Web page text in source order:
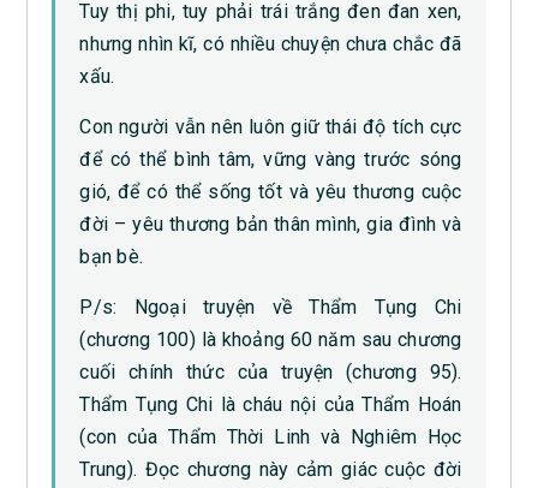
Tuy thị phi, tuy phải trái trắng đen đan xen,
nhưng nhìn kĩ, có nhiều chuyện chưa chắc đã
xấu.
Con người vẫn nên luôn giữ thái độ tích cực
để có thể bình tâm, vững vàng trước sóng
gió, để có thể sống tốt và yêu thương cuộc
đời – yêu thương bản thân mình, gia đình và
bạn bè.
P/s: Ngoại truyện về Thẩm Tụng Chi
(chương 100) là khoảng 60 năm sau chương
cuối chính thức của truyện (chương 95).
Thẩm Tụng Chi là cháu nội của Thẩm Hoán
(con của Thẩm Thời Linh và Nghiêm Học
Trung). Đọc chương này cảm giác cuộc đời